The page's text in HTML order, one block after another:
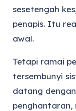
sesetengah
penapis. Itu
awal.
Tetapi ramai
tersembunyi
datang
penghantaran,